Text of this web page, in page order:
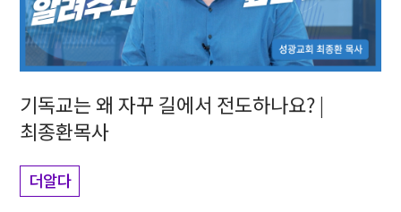
기독교는 왜 자꾸 길에서 전도하나요? |
최종환목사
더알다